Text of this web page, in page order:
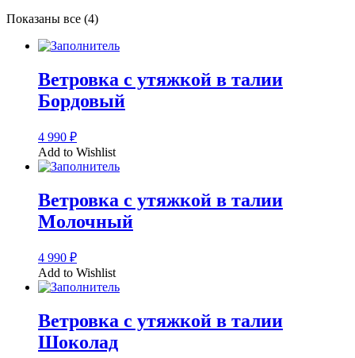
Показаны все (4)
Ветровка с утяжкой в талии
Бордовый
4 990 ₽
Add to Wishlist
Ветровка с утяжкой в талии
Молочный
4 990 ₽
Add to Wishlist
Ветровка с утяжкой в талии
Шоколад